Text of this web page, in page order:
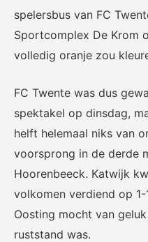
jeugdtrainers van
KNVB Shop
De officiële webshop van de
KNVB.
spelersbus van FC
Sportcomplex De Krom
volledig oranje zou
FC Twente was dus
spektakel op dinsdag,
helft helemaal niks van
voorsprong in de derde
Hoorenbeeck. Katwijk
volkomen verdiend op
Oosting mocht van
ruststand was.